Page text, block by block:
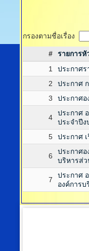
กรองตามชื่อเรื่อง
#
รายการหั
1
ประกาศ
2
ประกาศ
3
ประกาศอ
4
ประกาศ
ประจำปี
5
ประกาศ
6
ประกาศอ
บริหารส่ว
7
ประกาศ
องค์การ